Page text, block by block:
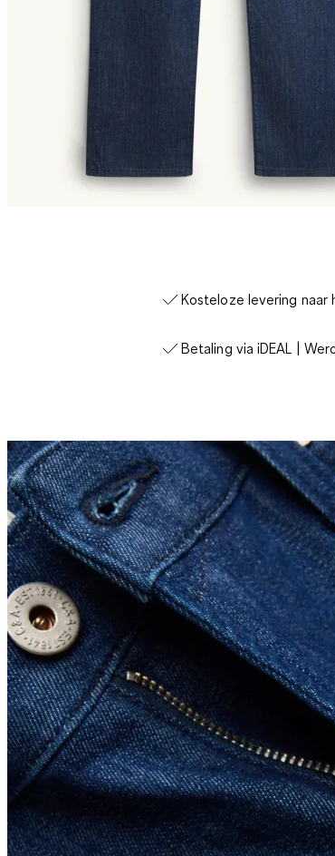
Kosteloze levering naar
Betaling via iDEAL |